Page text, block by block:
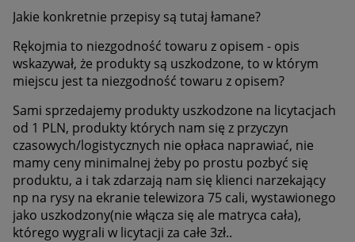
Jakie konkretnie przepisy są tutaj łamane?
Rękojmia to niezgodność towaru z opisem - opis
wskazywał, że produkty są uszkodzone, to w którym
miejscu jest ta niezgodność towaru z opisem?
Sami sprzedajemy produkty uszkodzone na licytacjach
od 1 PLN, produkty których nam się z przyczyn
czasowych/logistycznych nie opłaca naprawiać, nie
mamy ceny minimalnej żeby po prostu pozbyć się
produktu, a i tak zdarzają nam się klienci narzekający
np na rysy na ekranie telewizora 75 cali, wystawionego
jako uszkodzony(nie włącza się ale matryca cała),
którego wygrali w licytacji za całe 3zł..